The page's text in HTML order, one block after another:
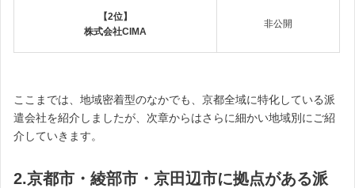
【2位】
株式会社CIMA
非公開
ここまでは、地域密着型のなかでも、京都全域に特化している派
遣会社を紹介しましたが、次章からはさらに細かい地域別にご紹
介していきます。
2.京都市・綾部市・京田辺市に拠点がある派